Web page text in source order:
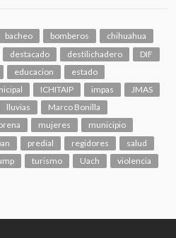
bacheo bomberos
chihuahua
destacado destilichadero
DIF
educacion
estado
ICHITAIP impas
JMAS
lluvias
Marco Bonilla
mujeres
municipio
predial regidores
salud
turismo Uach violencia